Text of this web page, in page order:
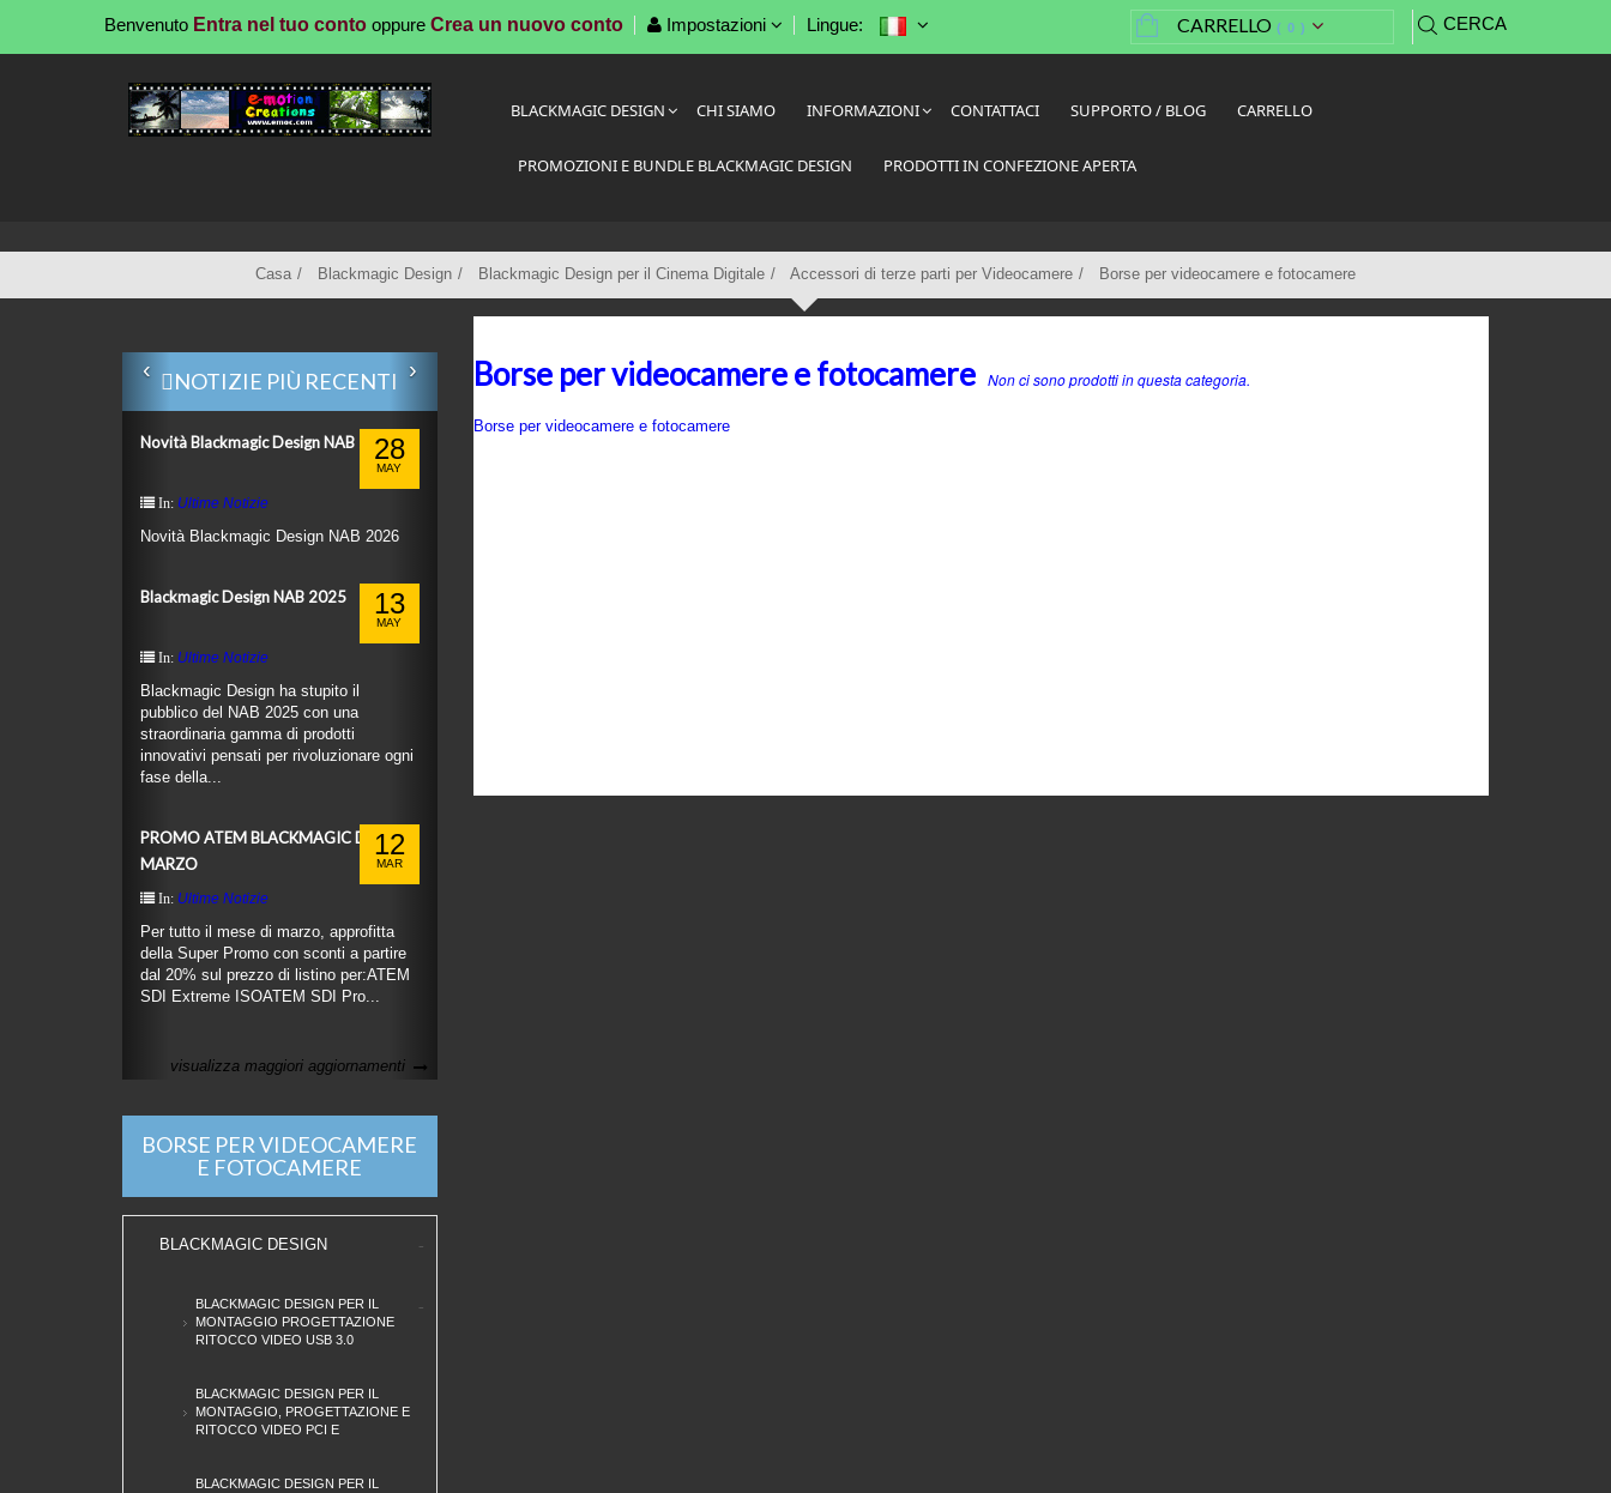
Benvenuto Entra nel tuo conto oppure Crea un nuovo conto Impostazioni Lingue: CERCA
CARRELLO ( 0 )
BLACKMAGIC DESIGN CHI SIAMO INFORMAZIONI CONTATTACI SUPPORTO / BLOG CARRELLO
PROMOZIONI E BUNDLE BLACKMAGIC DESIGN PRODOTTI IN CONFEZIONE APERTA
Casa Blackmagic Design Blackmagic Design per il Cinema Digitale Accessori di terze parti per Videocamere Borse per videocamere e fotocamere
NOTIZIE PIÙ RECENTI
‹ ›
28
MAY
Novità Blackmagic Design NAB 2026
In: Ultime Notizie
Novità Blackmagic Design NAB 2026
13
MAY
Blackmagic Design NAB 2025
In: Ultime Notizie
Blackmagic Design ha stupito il
pubblico del NAB 2025 con una
straordinaria gamma di prodotti
innovativi pensati per rivoluzionare ogni
fase della...
12
MAR
PROMO ATEM BLACKMAGIC DESIGN
MARZO
In: Ultime Notizie
Per tutto il mese di marzo, approfitta
della Super Promo con sconti a partire
dal 20% sul prezzo di listino per:ATEM
SDI Extreme ISOATEM SDI Pro...
visualizza maggiori aggiornamenti
BORSE PER VIDEOCAMERE
E FOTOCAMERE
BLACKMAGIC DESIGN
BLACKMAGIC DESIGN PER IL
MONTAGGIO PROGETTAZIONE
RITOCCO VIDEO USB 3.0
BLACKMAGIC DESIGN PER IL
MONTAGGIO, PROGETTAZIONE E
RITOCCO VIDEO PCI E
BLACKMAGIC DESIGN PER IL
Borse per videocamere e fotocamere Non ci sono prodotti in questa categoria.
Borse per videocamere e fotocamere